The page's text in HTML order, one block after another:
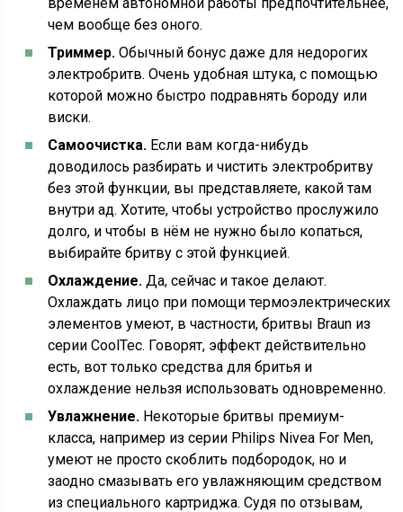
чем вообще без оного.
Триммер. Обычный бонус даже для недорогих
электробритв. Очень удобная штука, с помощью
которой можно быстро подравнять бороду или
виски.
Самоочистка. Если вам когда-нибудь
доводилось разбирать и чистить электробритву
без этой функции, вы представляете, какой там
внутри ад. Хотите, чтобы устройство прослужило
долго, и чтобы в нём не нужно было копаться,
выбирайте бритву с этой функцией.
Охлаждение. Да, сейчас и такое делают.
Охлаждать лицо при помощи термоэлектрических
элементов умеют, в частности, бритвы Braun из
серии CoolTec. Говорят, эффект действительно
есть, вот только средства для бритья и
охлаждение нельзя использовать одновременно.
Увлажнение. Некоторые бритвы премиум-
класса, например из серии Philips Nivea For Men,
умеют не просто скоблить подбородок, но и
заодно смазывать его увлажняющим средством
из специального картриджа. Судя по отзывам,